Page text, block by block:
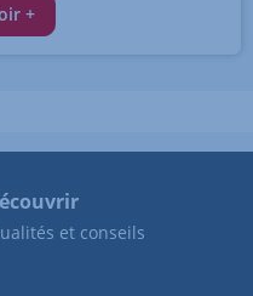
+
et conseils